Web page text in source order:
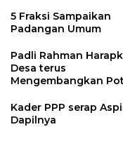
5 Fraksi Sampaikan
Padangan Umum
Padli Rahman
Desa terus
Mengembangkan
Kader PPP serap
Dapilnya